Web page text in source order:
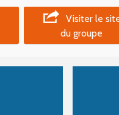
Visiter le
du groupe